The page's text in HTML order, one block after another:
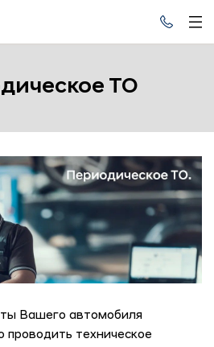
ТО
Вашего автомобиля
проводить техническое